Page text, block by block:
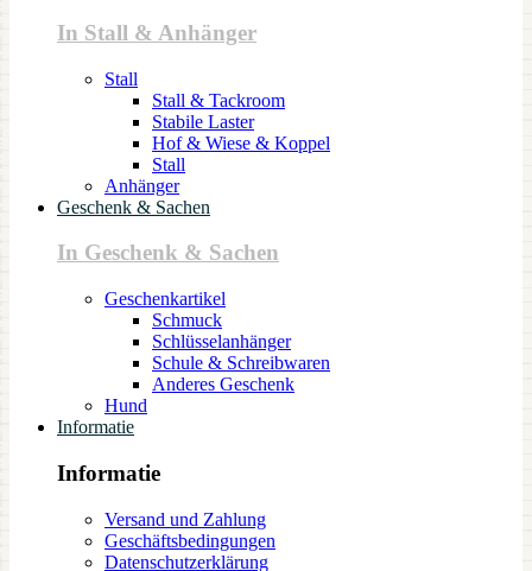
In Stall & Anhänger
Stall
Stall & Tackroom
Stabile Laster
Hof & Wiese & Koppel
Stall
Anhänger
Geschenk & Sachen
In Geschenk & Sachen
Geschenkartikel
Schmuck
Schlüsselanhänger
Schule & Schreibwaren
Anderes Geschenk
Hund
Informatie
Informatie
Versand und Zahlung
Geschäftsbedingungen
Datenschutzerklärung